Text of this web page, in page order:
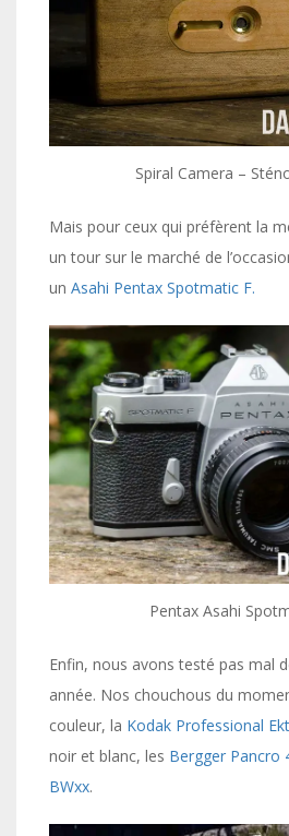
Spiral Camera –
Mais pour ceux qui préfèrent la
un tour sur le marché de
un Asahi Pentax Spotmatic F.
Pentax Asahi
Enfin, nous avons testé pas mal
année. Nos chouchous du
couleur, la Kodak Professional
noir et blanc, les Bergger Pancro
BWxx.